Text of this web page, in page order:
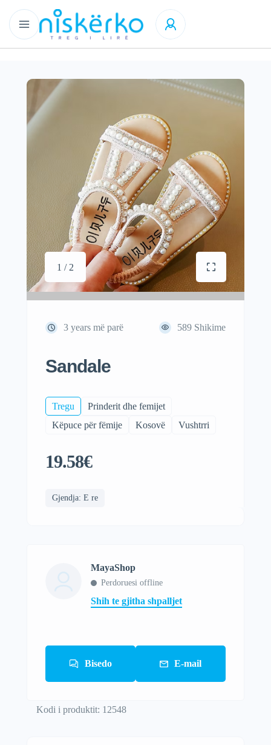
1 / 2
3 years më parë 589 Shikime
Sandale
Tregu
Prinderit dhe femijet
Këpuce për fëmije
Kosovë Vushtrri
19.58€
Gjendja: E re
MayaShop
Perdoruesi offline
Shih te gjitha shpalljet
Bisedo E-mail
Kodi i produktit: 12548